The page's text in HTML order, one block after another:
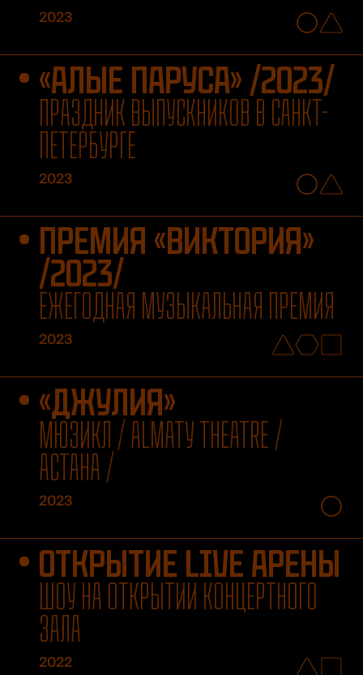
2023
«АЛЫЕ ПАРУСА» /2023/
ПРАЗДНИК ВЫПУСКНИКОВ В САНКТ-
ПЕТЕРБУРГЕ
2023
ПРЕМИЯ «ВИКТОРИЯ»
/2023/
ЕЖЕГОДНАЯ МУЗЫКАЛЬНАЯ ПРЕМИЯ
2023
«ДЖУЛИЯ»
МЮЗИКЛ / ALMATY THEATRE /
АСТАНА /
2023
ОТКРЫТИЕ LIVE АРЕНЫ
ШОУ НА ОТКРЫТИИ КОНЦЕРТНОГО
ЗАЛА
2022